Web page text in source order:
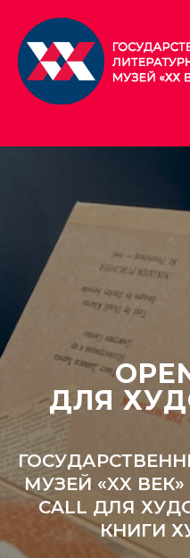
ДЛЯ
МУЗЕЙ «XX
CALL ДЛЯ
КНИГИ